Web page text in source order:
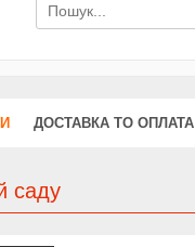
ДОСТАВКА ТО ОПЛАТА
саду